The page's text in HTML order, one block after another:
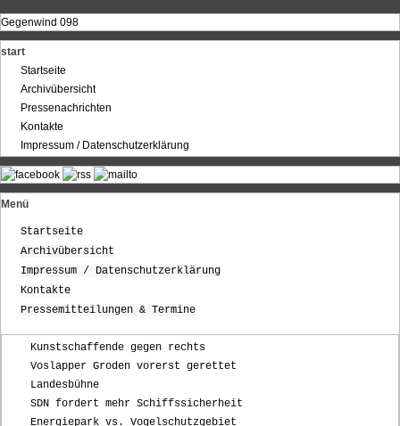
Gegenwind 098
start
Startseite
Archivübersicht
Pressenachrichten
Kontakte
Impressum / Datenschutzerklärung
Menü
Startseite
Archivübersicht
Impressum / Datenschutzerklärung
Kontakte
Pressemitteilungen & Termine
Kunstschaffende gegen rechts
Voslapper Groden vorerst gerettet
Landesbühne
SDN fordert mehr Schiffssicherheit
Energiepark vs. Vogelschutzgebiet